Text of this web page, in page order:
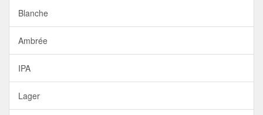
Blanche
Ambrée
IPA
Lager